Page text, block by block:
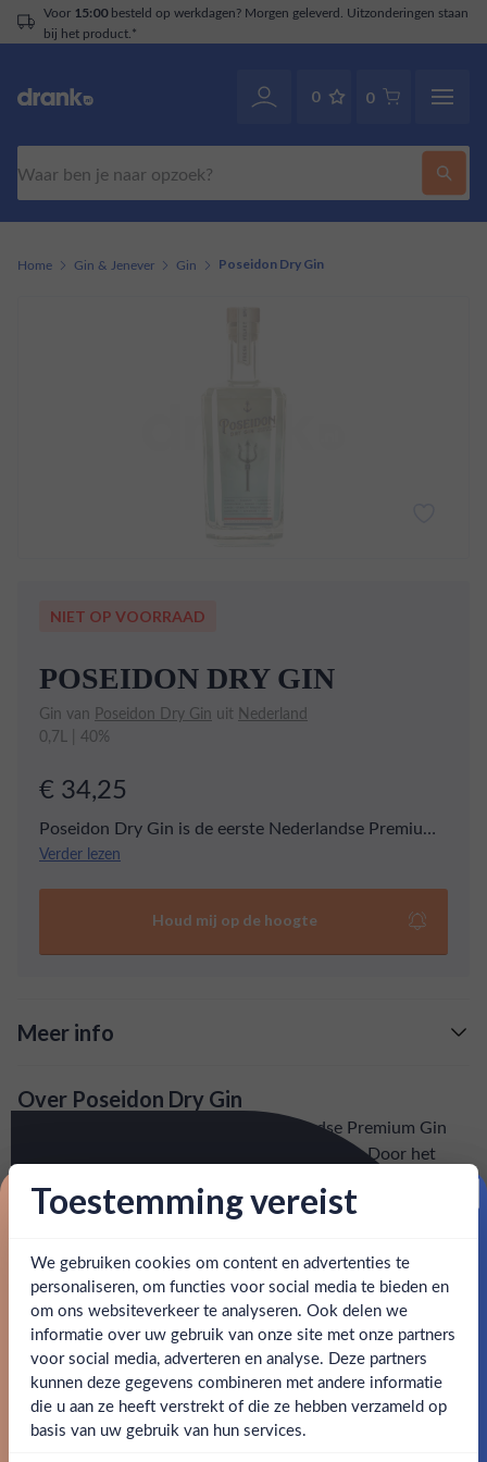
besteld op werkdagen? Morgen geleverd. Uitzonderingen staan
0 0
Ben jij 18 jaar of ouder?
Ja Nee
Home Gin & Jenever Gin Poseidon Dry Gin
NIET OP VOORRAAD
POSEIDON DRY GIN
Gin van Poseidon Dry Gin uit Nederland
0,7L | 40%
€ 34,25
Poseidon Dry Gin is de eerste Nederlandse Premium
Gin die met Wakame Zeewier gedistilleerd wordt.
een pittige finish. Het zal elke liefhebber positief
verrassen dat hij niet bitter of ziltig smaakt, maar
Verder lezen
Houd mij op de hoogte
Meer info
: voor 15:00, morgen in huis (uitzondering bij
Behulpzame en goed bereikbare klantenservice.
Over Poseidon Dry Gin
Poseidon Dry Gin is de eerste Nederlandse Premium Gin
die met Wakame Zeewier gedistilleerd wordt. Door het
met een zijdezacht (Zeewier) hartje en een pittige finish.
of ziltig smaakt, maar heerlijk complex en gelaagd.
SPECIFICATIES
Alcohol 40.00%
Merk Poseidon Dry Gin
Toestemming vereist
We gebruiken cookies om content en advertenties te
personaliseren, om functies voor social media te bieden en
om ons websiteverkeer te analyseren. Ook delen we
informatie over uw gebruik van onze site met onze partners
voor social media, adverteren en analyse. Deze partners
kunnen deze gegevens combineren met andere informatie
die u aan ze heeft verstrekt of die ze hebben verzameld op
basis van uw gebruik van hun services.
Proost op je eerste korting!
Schrijf je in en ontvang direct 5% korting op je eerste
bestelling.
Email
Claim mijn korting